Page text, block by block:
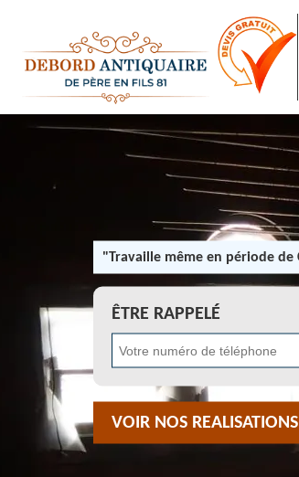
"Travaille même en période de
ÊTRE RAPPELÉ
VOIR NOS REALISATIONS